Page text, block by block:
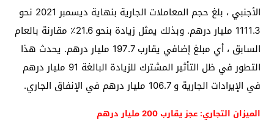
الأجنبي ، بلغ حجم المعاملات الجارية بنهاية ديسمبر 2021 نحو
1111.3 مليار درهم. وبذلك يمثل زيادة بنحو 21.6٪ مقارنة بالعام
السابق ، أي مبلغ إضافي يقارب 197.7 مليار درهم. يحدث هذا
التطور في ظل التأثير المشترك للزيادة البالغة 91 مليار درهم
في الإيرادات الجارية و 106.7 مليار درهم في الإنفاق الجاري.
الميزان التجاري: عجز يقارب 200 مليار درهم